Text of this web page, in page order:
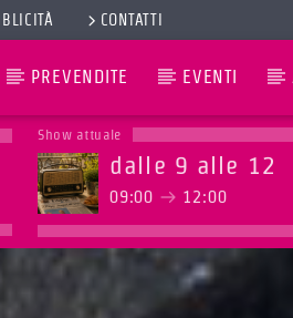
CONTATTI
PREVENDITE EVENTI
Show attuale
dalle 9 alle 12
09:00 12:00